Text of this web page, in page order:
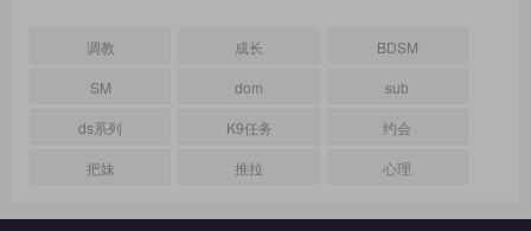
调教 成长
BDSM
SM
dom
sub
ds系列
K9任务
约会
把妹
推拉 心理